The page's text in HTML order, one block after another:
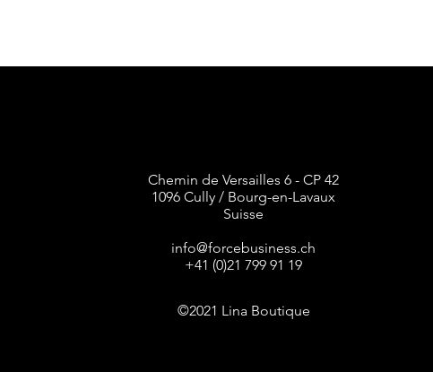
Chemin de Versailles 6 - CP 42
1096 Cully / Bourg-en-Lavaux
Suisse
info@forcebusiness.ch
+41 (0)21 799 91 19
©2021 Lina Boutique